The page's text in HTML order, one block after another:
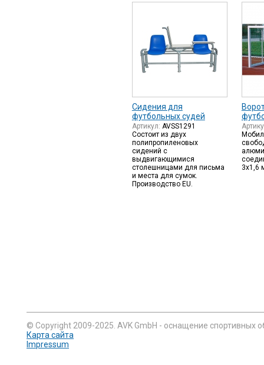
Сидения для
футбольных судей
Артикул: AVSS1291
Состоит из двух
полипропиленовых
сидений с
выдвигающимися
столешницами для письма
и места для сумок.
Производство EU.
3х1,6
© Copyright 2009-2025. AVK GmbH - оснащение спортивных
Карта сайта
Impressum